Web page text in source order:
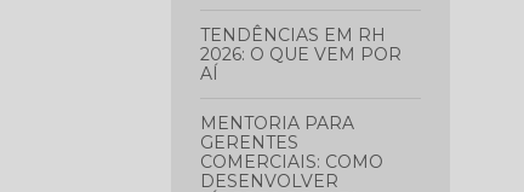
TENDÊNCIAS EM RH
2026: O QUE VEM POR
AÍ
MENTORIA PARA
GERENTES
COMERCIAIS: COMO
DESENVOLVER